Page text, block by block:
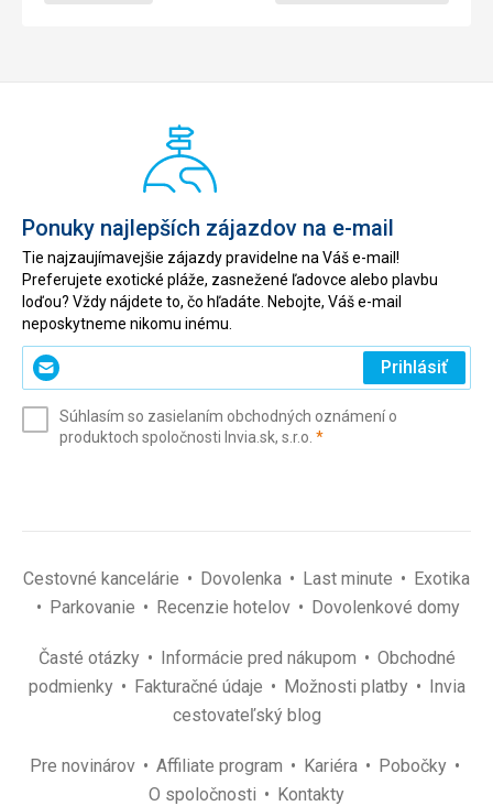
Ponuky najlepších zájazdov na e-mail
Tie najzaujímavejšie zájazdy pravidelne na Váš e-mail!
Preferujete exotické pláže, zasnežené ľadovce alebo plavbu
loďou? Vždy nájdete to, čo hľadáte. Nebojte, Váš e-mail
neposkytneme nikomu inému.
Zadajte
svoj
(povinné)
Prihlásiť
Súhlasím so zasielaním obchodných oznámení o
produktoch spoločnosti Invia.sk, s.r.o. *(povinné)
Cestovné kancelárie Dovolenka Last minute
Exotika
Parkovanie
Recenzie hotelov Dovolenkové domy
Časté otázky Informácie pred nákupom
Obchodné
podmienky
Fakturačné údaje Možnosti platby
Invia
cestovateľský blog
Pre novinárov Affiliate program Kariéra
Pobočky
O spoločnosti
Kontakty